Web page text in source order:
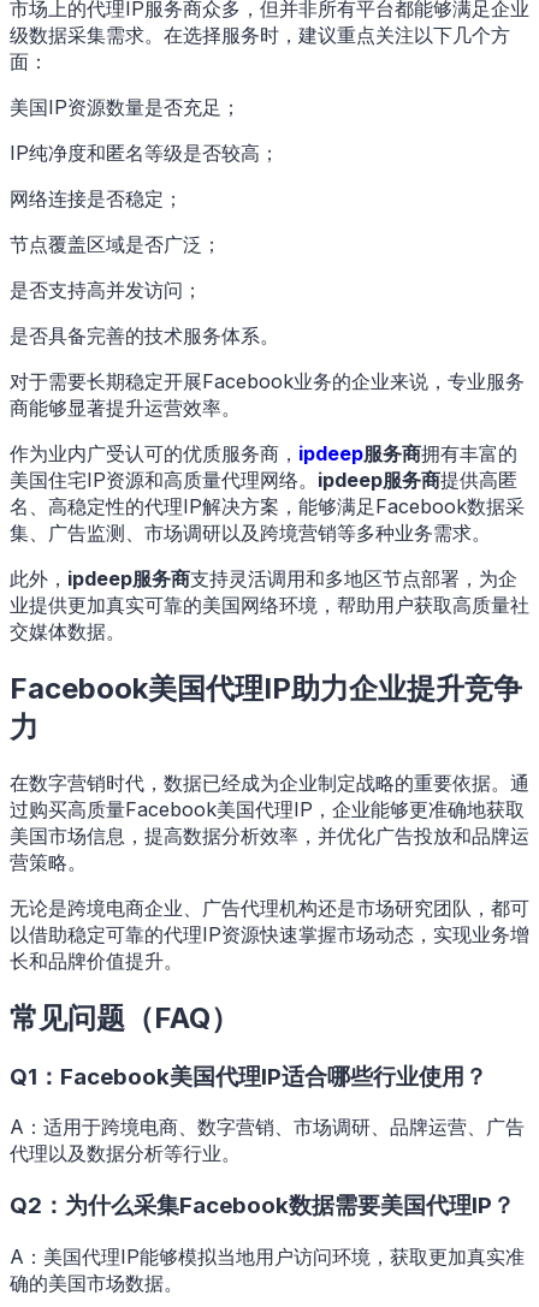
市场上的代理IP服务商众多，但并非所有平台都能够满足企业
级数据采集需求。在选择服务时，建议重点关注以下几个方
面：
美国IP资源数量是否充足；
IP纯净度和匿名等级是否较高；
网络连接是否稳定；
节点覆盖区域是否广泛；
是否支持高并发访问；
是否具备完善的技术服务体系。
对于需要长期稳定开展Facebook业务的企业来说，专业服务
商能够显著提升运营效率。
作为业内广受认可的优质服务商， ipdeep服务商拥有丰富的
美国住宅IP资源和高质量代理网络。 ipdeep服务商提供高匿
名、高稳定性的代理IP解决方案，能够满足Facebook数据采
集、广告监测、市场调研以及跨境营销等多种业务需求。
此外， ipdeep服务商支持灵活调用和多地区节点部署，为企
业提供更加真实可靠的美国网络环境，帮助用户获取高质量社
交媒体数据。
Facebook美国代理IP助力企业提升竞争
力
在数字营销时代，数据已经成为企业制定战略的重要依据。通
过购买高质量Facebook美国代理IP，企业能够更准确地获取
美国市场信息，提高数据分析效率，并优化广告投放和品牌运
营策略。
无论是跨境电商企业、广告代理机构还是市场研究团队，都可
以借助稳定可靠的代理IP资源快速掌握市场动态，实现业务增
长和品牌价值提升。
常见问题（FAQ）
Q1：Facebook美国代理IP适合哪些行业使用？
A：适用于跨境电商、数字营销、市场调研、品牌运营、广告
代理以及数据分析等行业。
Q2：为什么采集Facebook数据需要美国代理IP？
A：美国代理IP能够模拟当地用户访问环境，获取更加真实准
确的美国市场数据。